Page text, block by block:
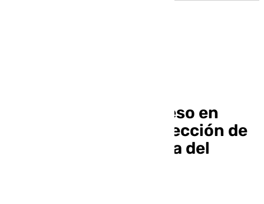
Cádiz consolida su peso en
Andalucía con la reelección de
Ana Mestre en la Mesa del